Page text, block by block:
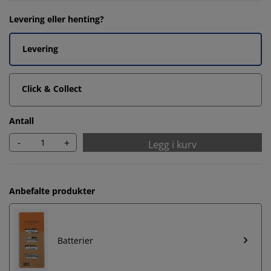
Levering eller henting?
Levering
Click & Collect
Antall
- + Legg i kurv
Anbefalte produkter
Batterier